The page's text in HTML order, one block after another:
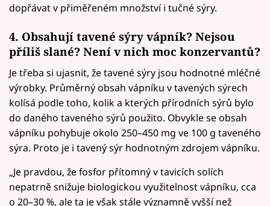
dopřávat v přiměřeném množství i tučné sýry.
4. Obsahují tavené sýry vápník? Nejsou
příliš slané? Není v nich moc konzervantů?
Je třeba si ujasnit, že tavené sýry jsou hodnotné mléčné
výrobky. Průměrný obsah vápníku v tavených sýrech
kolísá podle toho, kolik a kterých přírodních sýrů bylo
do daného taveného sýrů použito. Obvykle se obsah
vápníku pohybuje okolo 250–450 mg ve 100 g taveného
sýra. Proto je i tavený sýr hodnotným zdrojem vápníku.
„Je pravdou, že fosfor přítomný v tavicích solích
nepatrně snižuje biologickou využitelnost vápníku, cca
o 20–30 %, ale ta je však stále významně vyšší než